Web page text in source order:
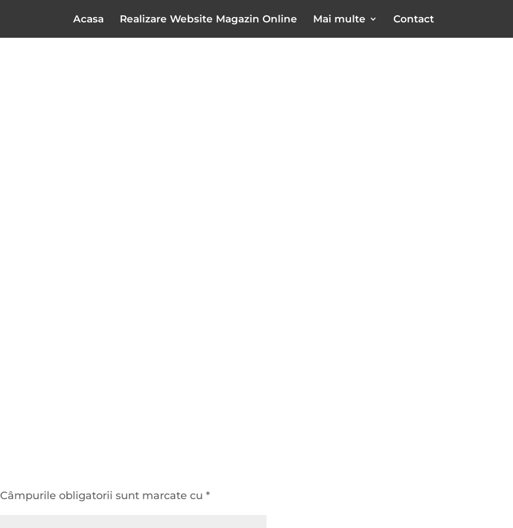
Acasa Realizare Website Magazin Online Mai multe Contact
Câmpurile obligatorii sunt marcate cu*